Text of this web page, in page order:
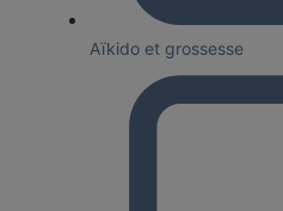
Aïkido et grossesse